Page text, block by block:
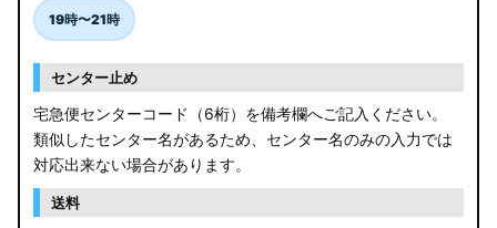
19時〜21時
センター止め
宅急便センターコード（6桁）を備考欄へご記入ください。
類似したセンター名があるため、センター名のみの入力では
対応出来ない場合があります。
送料